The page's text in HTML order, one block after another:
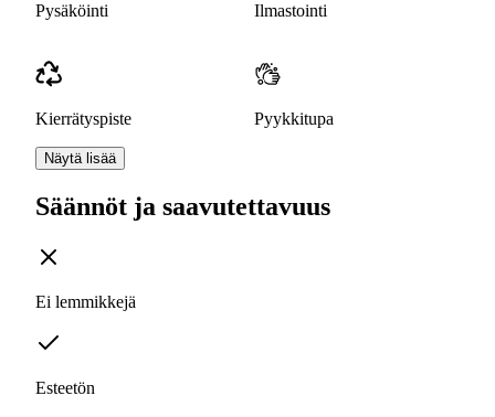
Pysäköinti Ilmastointi
Kierrätyspiste Pyykkitupa
Näytä lisää
Säännöt ja saavutettavuus
Ei lemmikkejä
Esteetön